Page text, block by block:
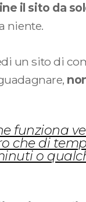
il sito da
niente.
un sito di
funziona
che di
o